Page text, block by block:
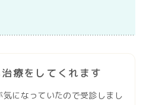
療をしてくれます
になっていたので受診しまし